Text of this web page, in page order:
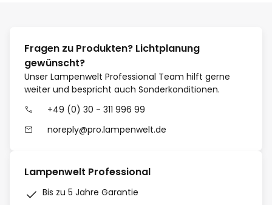
Fragen zu Produkten? Lichtplanung
gewünscht?
Unser Lampenwelt Professional Team hilft gerne
weiter und bespricht auch Sonderkonditionen.
+49 (0) 30 - 311 996 99
noreply@pro.lampenwelt.de
Lampenwelt Professional
Bis zu 5 Jahre Garantie